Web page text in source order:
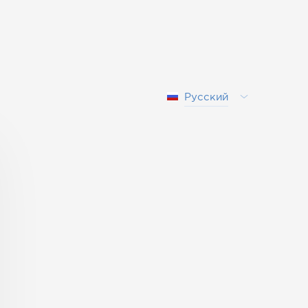
Русский